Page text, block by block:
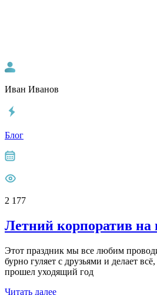
Иван Иванов
Блог
2 177
Летний корпоратив на
Этот праздник мы все любим
бурно гуляет с друзьями и делает
прошел уходящий год
Читать далее